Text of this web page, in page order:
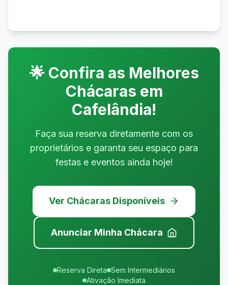
🌟 Confira as Melhores
Chácaras em
Cafelândia!
Faça sua reserva diretamente com os
proprietários e garanta seu espaço para
festas e eventos ainda hoje!
Ver Chácaras Disponíveis
Anunciar Minha Chácara
Reserva Direta Sem Intermediários
Ativação Imediata